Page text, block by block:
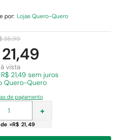
por: Lojas Quero-Quero
35,99
à vista
21,49 sem juros
Quero-Quero
de pagamento
+
=R$ 21,49